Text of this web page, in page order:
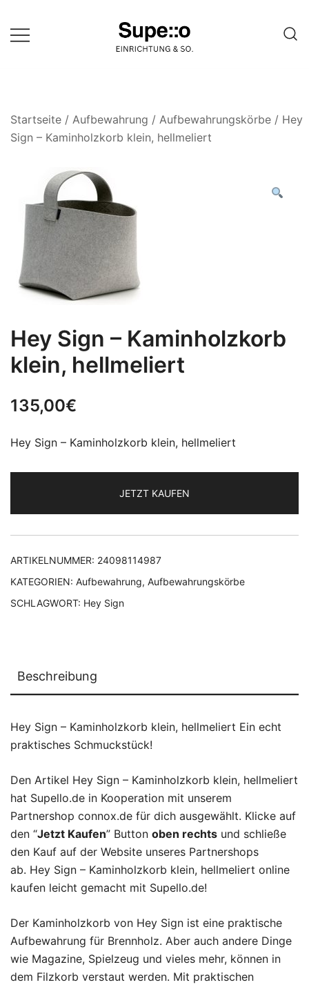
zum
Inhalt
einer Website
Startseite / Aufbewahrung / Aufbewahrungskörbe / Hey
Sign – Kaminholzkorb klein, hellmeliert
Hey Sign – Kaminholzkorb
klein, hellmeliert
135,00€
Hey Sign – Kaminholzkorb klein, hellmeliert
JETZT KAUFEN
ARTIKELNUMMER: 24098114987
KATEGORIEN: Aufbewahrung, Aufbewahrungskörbe
SCHLAGWORT: Hey Sign
Beschreibung
Hey Sign – Kaminholzkorb klein, hellmeliert Ein echt
praktisches Schmuckstück!
Den Artikel Hey Sign – Kaminholzkorb klein, hellmeliert
hat Supello.de in Kooperation mit unserem
Partnershop connox.de für dich ausgewählt. Klicke auf
den “Jetzt Kaufen” Button oben rechts und schließe
den Kauf auf der Website unseres Partnershops
ab. Hey Sign – Kaminholzkorb klein, hellmeliert online
kaufen leicht gemacht mit Supello.de!
Der Kaminholzkorb von Hey Sign ist eine praktische
Aufbewahrung für Brennholz. Aber auch andere Dinge
wie Magazine, Spielzeug und vieles mehr, können in
dem Filzkorb verstaut werden. Mit praktischen